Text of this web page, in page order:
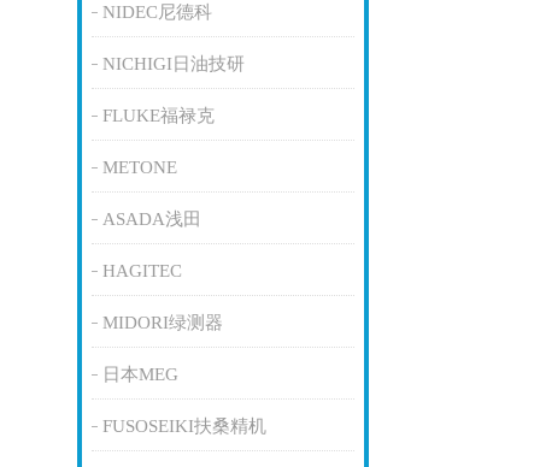
NIDEC尼德科
NICHIGI日油技研
FLUKE福禄克
METONE
ASADA浅田
HAGITEC
MIDORI绿测器
日本MEG
FUSOSEIKI扶桑精机